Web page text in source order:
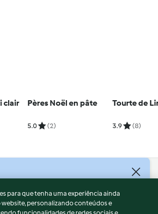
clair Pères Noël en pâte
5.0 (2)
Tourte de
3.9 (8)
de Dados
para que tenha uma experiência ainda
personalizando conteúdos e